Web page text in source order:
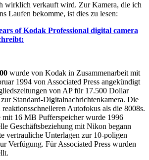
wirklich verkauft wird. Zur Kamera, die ich
Laufen bekomme, ist dies zu lesen:
of Kodak Professional digital camera
wurde von Kodak in Zusammenarbeit mit
1994 von Associated Press angekündigt
von AP für 17.500 Dollar
Standard-Digitalnachrichtenkamera. Die
Autofokus als die 8008s.
16 MB Pufferspeicher wurde 1996
Geschäftsbeziehung mit Nikon begann
vertrauliche Unterlagen zur 10-poligen
Verfügung. Für Associated Press wurden